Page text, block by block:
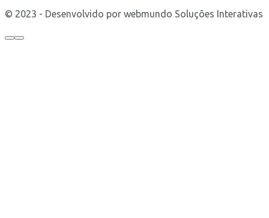
© 2023 - Desenvolvido por webmundo Soluções Interativas